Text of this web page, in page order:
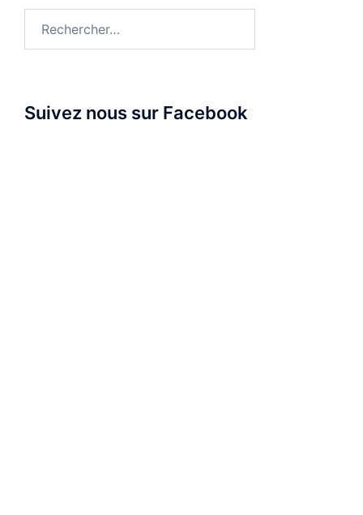
Suivez nous sur Facebook